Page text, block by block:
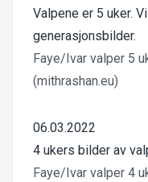
Valpene er 5 uker.
generasjonsbilder.
Faye/Ivar valper 5
(mithrashan.eu)
06.03.2022
4 ukers bilder av
Faye/Ivar valper 4